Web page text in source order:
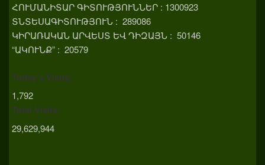
ՀՈՒՄԱՆԻՏԱՐ ԳԻՏՈՒԹՅՈՒՆՆԵՐ : 1300923
ՏՆՏԵՍԱԳԻՏՈՒԹՅՈՒՆ : 289086
ԿԻՐԱՌԱԿԱՆ ԱՐՎԵՍՏ ԵՎ ԴԻԶԱՅՆ : 50146
“ԱԿՈՒՆՔ” : 20579
Today's Visits:
1,792
Total Visits:
29,629,944